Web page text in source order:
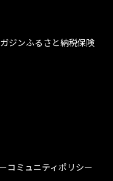
ジンふるさと納税保険
コミュニティポリシー